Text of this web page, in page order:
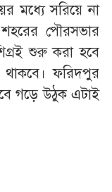
মধ্যে সরিয়ে না
পৌরসভার
শুরু করা হবে
ফরিদপুর
গড়ে উঠুক এটাই